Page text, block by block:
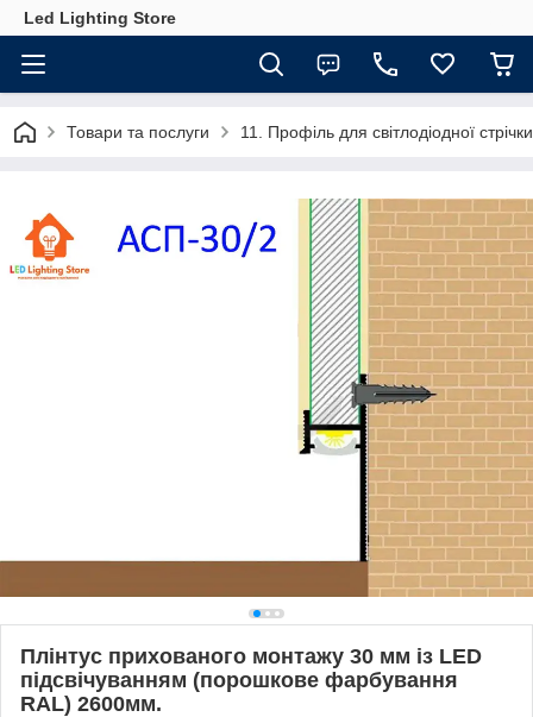
Led Lighting Store
Товари та послуги 11. Профіль для світлодіодної стрічки
Плінтус прихованого монтажу 30 мм із LED
підсвічуванням (порошкове фарбування
RAL) 2600мм.